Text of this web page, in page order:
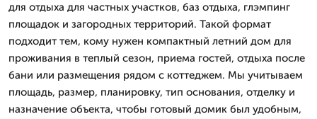
для отдыха для частных участков, баз отдыха, глэмпинг
площадок и загородных территорий. Такой формат
подходит тем, кому нужен компактный летний дом для
проживания в теплый сезон, приема гостей, отдыха после
бани или размещения рядом с коттеджем. Мы учитываем
площадь, размер, планировку, тип основания, отделку и
назначение объекта, чтобы готовый домик был удобным,